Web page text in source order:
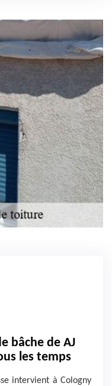
bâche de AJ
les temps
intervient à Cologny